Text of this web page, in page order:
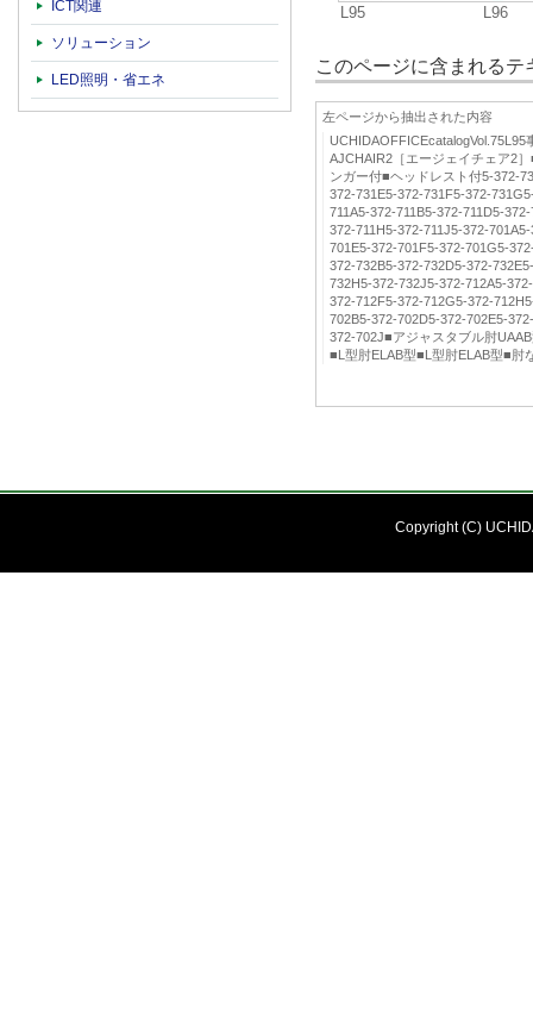
L95 L96
このページに含まれる
左ページから抽出された内容
AJCHAIR2［エージェイチェア2
ンガー付■ヘッドレスト付5-372-
372-731E5-372-731F5-372-
711A5-372-711B5-372-711D5-
372-711H5-372-711J5-372-
701E5-372-701F5-372-701G5-
372-732B5-372-732D5-372-
732H5-372-732J5-372-712A5-
372-712F5-372-712G5-372-
702B5-372-702D5-372-702E5-
372-702J■アジャスタブル肘
■L型肘ELAB型■L型肘ELAB型■肘
ICT関連
ソリューション
LED照明・省エネ
Copyright (C)